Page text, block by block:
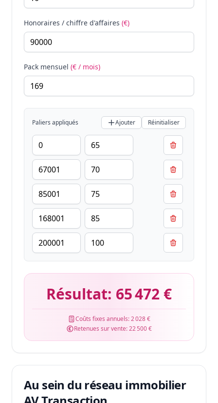
Honoraires / chiffre d'affaires (€)
Pack mensuel (€ / mois)
Paliers appliqués Ajouter Réinitialiser
Résultat: 65 472 €
Coûts fixes annuels:2 028 €
Retenues sur vente:22 500 €
Au sein du réseau immobilier